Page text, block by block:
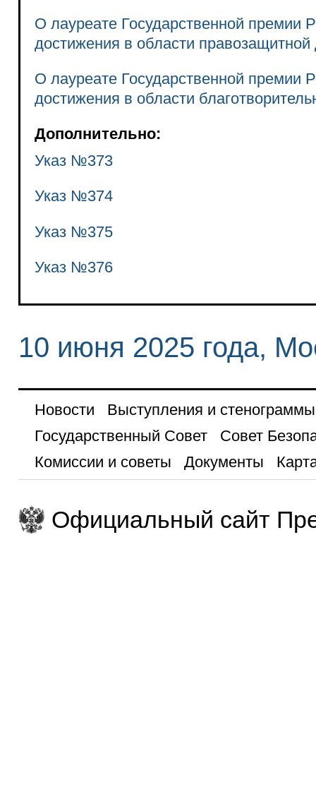
О лауреате Государственной
достижения в области правозащитной
О лауреате Государственной
достижения в области
Дополнительно:
Указ №373
Указ №374
Указ №375
Указ №376
10 июня 2025 года,
Новости
Выступления и стенограммы
Государственный Совет
Совет
Комиссии и советы
Документы
Официальный сайт